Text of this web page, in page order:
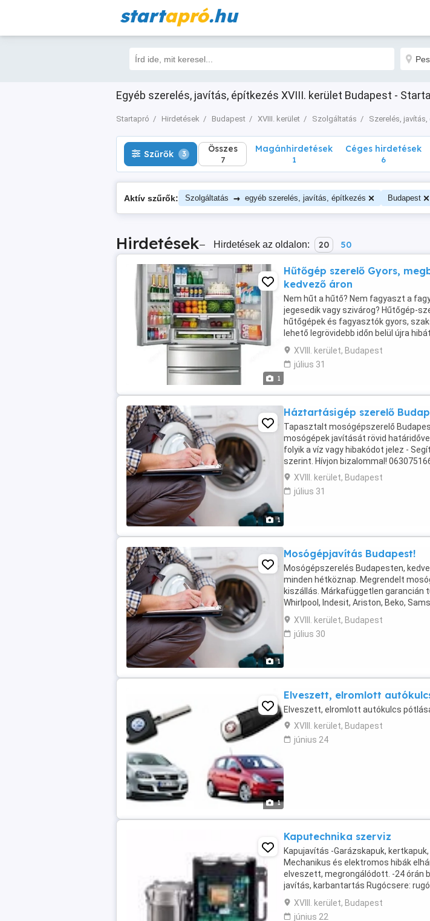
startapró.hu
Egyéb szerelés, javítás, építkezés XVIII. kerület Budapest -
Startapró Hirdetések Budapest XVIII. kerület Szolgáltatás Szerelés,
Szűrők 3 Összes
7
Szűrők 3 Összes
7
Magánhirdetések
1
Céges hirdetések
6
Aktív szűrők: Szolgáltatás → egyéb szerelés, javítás, építkezés Budapest
Hirdetések– Hirdetések az oldalon: 20 50
1
Hűtőgép szerelő Gyors,
kedvező áron
Nem hűt a hűtő? Nem fagyaszt a
jegesedik vagy szivárog? Hűtőgép-
hűtőgépek és fagyasztók gyors,
lehető legrövidebb időn belül újra
Dolgozom a legtöbb ismert márkával,
XVIII. kerület, Budapest
július 31
1
Háztartásigép szerelő
Tapasztalt mosógépszerelő
mosógépek javítását rövid
folyik a víz vagy hibakódot jelez -
szerint. Hívjon bizalommal!
XVIII. kerület, Budapest
július 31
1
Mosógépjavítás Budapest!
Mosógépszerelés Budapesten,
minden hétköznap. Megrendelt
kiszállás. Márkafüggetlen garancián
Whirlpool, Indesit, Ariston, Beko,
Electrolux mosógépek szervizelése
XVIII. kerület, Budapest
július 30
1
Elveszett, elromlott
Elveszett, elromlott autókulcs
XVIII. kerület, Budapest
június 24
Kaputechnika szerviz
Kapujavítás -Garázskapuk,
Mechanikus és elektromos hibák
elveszett, megrongálódott. -24 órán
javítás, karbantartás Rugócsere:
expanziós rugók. Bowden szakadás ...
XVIII. kerület, Budapest
június 22